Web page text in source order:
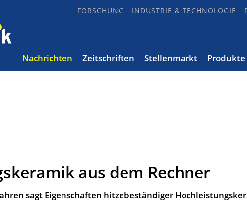
FORSCHUNG INDUSTRIE & TECHNOLOGIE
Nachrichten Zeitschriften Stellenmarkt Produkte
aus dem Rechner
sagt Eigenschaften hitzebeständiger